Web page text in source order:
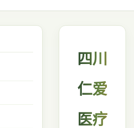
四川
仁爱
医疗